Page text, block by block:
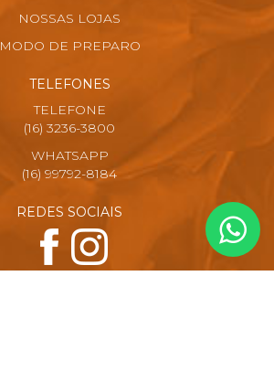
NOSSAS LOJAS
MODO DE PREPARO
TELEFONES
TELEFONE
(16) 3236-3800
WHATSAPP
(16) 99792-8184
REDES SOCIAIS